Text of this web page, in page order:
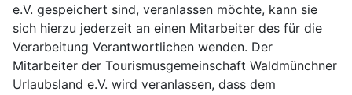
e.V. gespeichert sind, veranlassen möchte, kann sie
sich hierzu jederzeit an einen Mitarbeiter des für die
Verarbeitung Verantwortlichen wenden. Der
Mitarbeiter der Tourismusgemeinschaft Waldmünchner
Urlaubsland e.V. wird veranlassen, dass dem